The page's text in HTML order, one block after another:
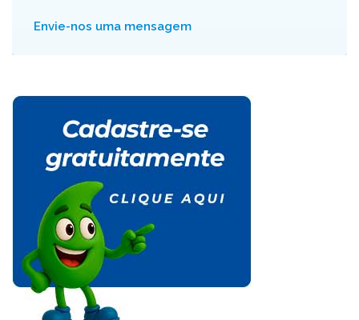
Envie-nos uma mensagem